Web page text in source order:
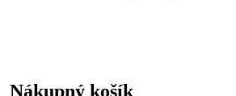
Nákupný košík